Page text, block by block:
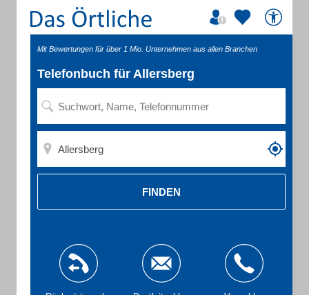
Mit Bewertungen für über 1 Mio. Unternehmen aus allen Branchen
Telefonbuch für Allersberg
FINDEN